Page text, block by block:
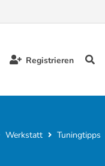
Registrieren
Werkstatt Tuningtipps